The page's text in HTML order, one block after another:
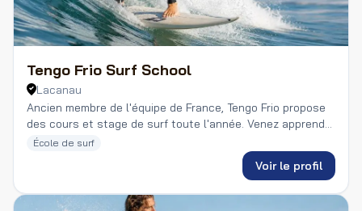
Tengo Frio Surf School
Lacanau
Ancien membre de l'équipe de France, Tengo Frio propose
des cours et stage de surf toute l'année. Venez apprendre
à surfer dans la plus fun des écoles !
École de surf
Voir le profil